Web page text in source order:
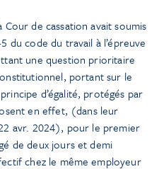
de cassation avait soumis
du code du travail à l’épreuve
une question prioritaire
portant sur le
d’égalité, protégés par
en effet, (dans leur
avr. 2024), pour le premier
de deux jours et demi
chez le même employeur